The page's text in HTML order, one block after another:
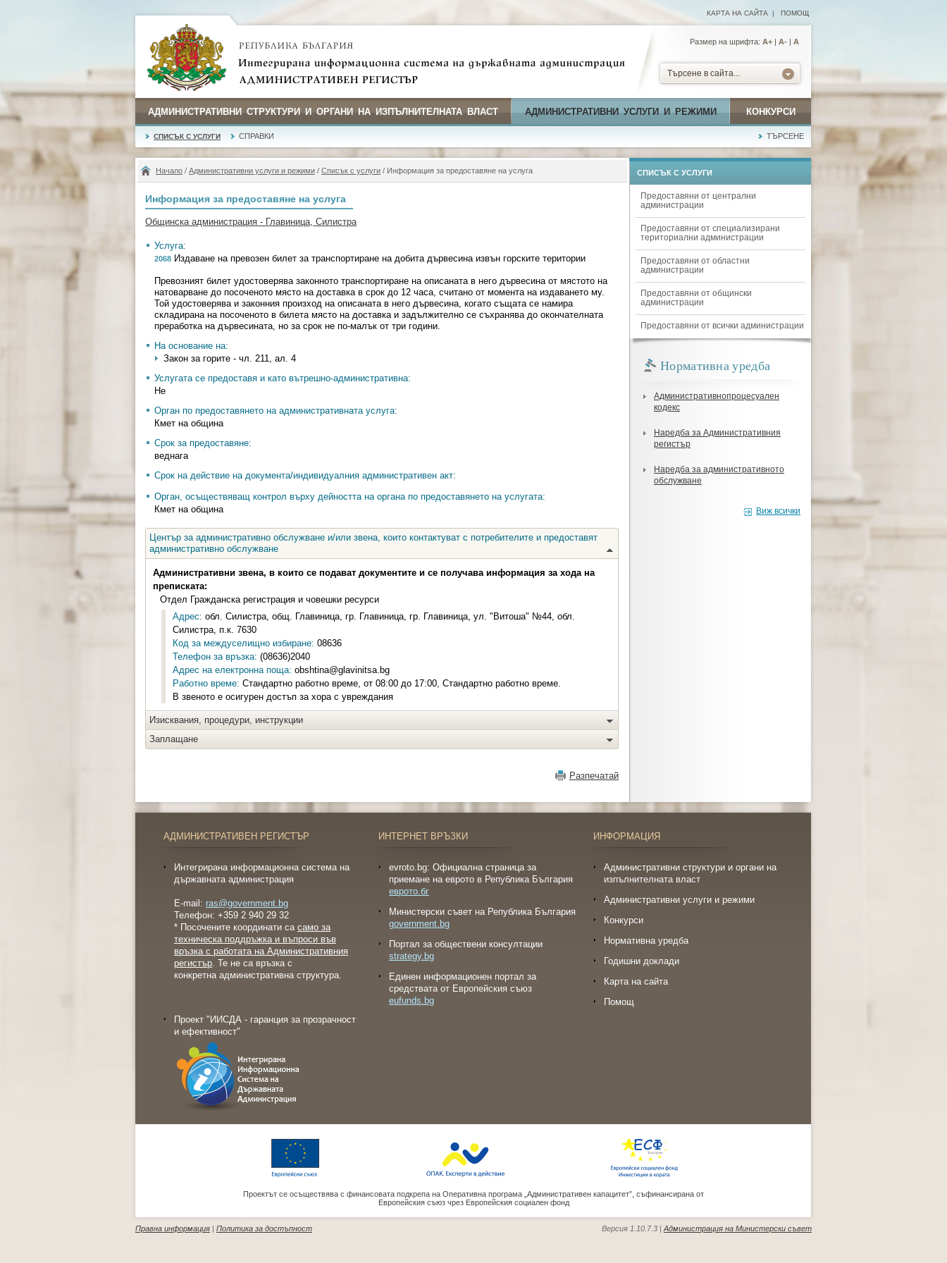
КАРТА НА САЙТА | ПОМОЩ
Размер на шрифта: А+ | A- | A
Търсене в сайта...
АДМИНИСТРАТИВНИ СТРУКТУРИ И ОРГАНИ НА ИЗПЪЛНИТЕЛНАТА ВЛАСТ АДМИНИСТРАТИВНИ УСЛУГИ И РЕЖИМИ КОНКУРСИ
СПИСЪК С УСЛУГИ СПРАВКИ ТЪРСЕНЕ
Начало / Административни услуги и режими / Списък с услуги / Информация за предоставяне на услуга
Информация за предоставяне на услуга
Общинска администрация - Главиница, Силистра
Услуга:
2068 Издаване на превозен билет за транспортиране на добита дървесина извън горските територии
Превозният билет удостоверява законното транспортиране на описаната в него дървесина от мястото на
натоварване до посоченото място на доставка в срок до 12 часа, считано от момента на издаването му.
Той удостоверява и законния произход на описаната в него дървесина, когато същата се намира
складирана на посоченото в билета място на доставка и задължително се съхранява до окончателната
преработка на дървесината, но за срок не по-малък от три години.
На основание на:
Закон за горите - чл. 211, ал. 4
Услугата се предоставя и като вътрешно-административна:
Не
Орган по предоставянето на административната услуга:
Кмет на община
Срок за предоставяне:
веднага
Срок на действие на документа/индивидуалния административен акт:
Орган, осъществяващ контрол върху дейността на органа по предоставянето на услугата:
Кмет на община
Център за административно обслужване и/или звена, които контактуват с потребителите и предоставят
административно обслужване
Административни звена, в които се подават документите и се получава информация за хода на
преписката:
Отдел Гражданска регистрация и човешки ресурси
Адрес: обл. Силистра, общ. Главиница, гр. Главиница, гр. Главиница, ул. "Витоша" №44, обл.
Силистра, п.к. 7630
Код за междуселищно избиране: 08636
Телефон за връзка: (08636)2040
Адрес на електронна поща: obshtina@glavinitsa.bg
Работно време: Стандартно работно време, от 08:00 до 17:00, Стандартно работно време.
В звеното е осигурен достъп за хора с увреждания
Изисквания, процедури, инструкции
Заплащане
Разпечатай
СПИСЪК С УСЛУГИ
Предоставяни от централни
администрации
Предоставяни от специализирани
териториални администрации
Предоставяни от областни
администрации
Предоставяни от общински
администрации
Предоставяни от всички администрации
Нормативна уредба
Административнопроцесуален
кодекс
Наредба за Административния
регистър
Наредба за административното
обслужване
Виж всички
АДМИНИСТРАТИВЕН РЕГИСТЪР
Интегрирана информационна система на
държавната администрация
E-mail: ras@government.bg
Телефон: +359 2 940 29 32
* Посочените координати са само за
техническа поддръжка и въпроси във
връзка с работата на Административния
регистър. Те не са връзка с
конкретна административна структура.
Проект "ИИСДА - гаранция за прозрачност
и ефективност"
ИНТЕРНЕТ ВРЪЗКИ
evroto.bg: Официална страница за
приемане на еврото в Република България
еврото.бг
Министерски съвет на Република България
government.bg
Портал за обществени консултации
strategy.bg
Eдинен информационен портал за
средствата от Европейския съюз
eufunds.bg
ИНФОРМАЦИЯ
Административни структури и органи на
изпълнителната власт
Административни услуги и режими
Конкурси
Нормативна уредба
Годишни доклади
Карта на сайта
Помощ
Проектът се осъществява с финансовата подкрепа на Оперативна програма „Административен капацитет”, съфинансирана от
Европейския съюз чрез Европейския социален фонд
Правна информация | Политика за достъпност Версия 1.10.7.3 | Администрация на Министерски съвет